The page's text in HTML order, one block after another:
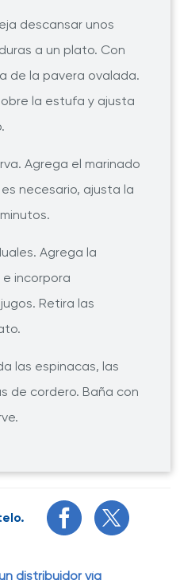
descansar unos
a un plato. Con
de la pavera ovalada.
la estufa y ajusta
Agrega el marinado
necesario, ajusta la
Agrega la
incorpora
Retira las
las espinacas, las
de cordero. Baña con
distribuidor vía